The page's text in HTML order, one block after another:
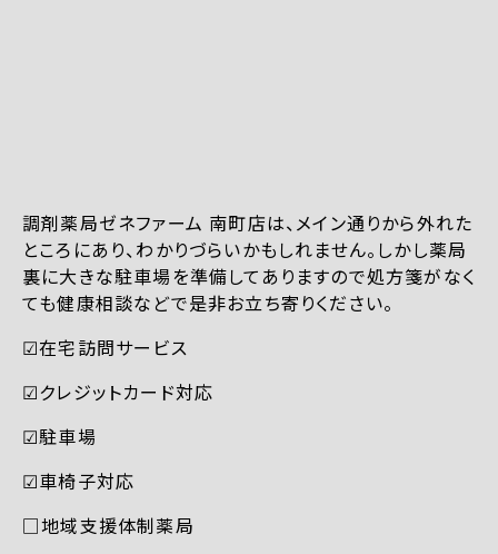
調剤薬局ゼネファーム 南町店は、メイン通りから外れた
ところにあり、わかりづらいかもしれません。しかし薬局
裏に大きな駐車場を準備してありますので処方箋がなく
ても健康相談などで是非お立ち寄りください。
☑︎在宅訪問サービス
☑︎クレジットカード対応
☑︎駐車場
☑︎車椅子対応
□地域支援体制薬局